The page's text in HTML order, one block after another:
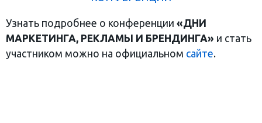
Узнать подробнее о конференции «ДНИ
МАРКЕТИНГА, РЕКЛАМЫ И БРЕНДИНГА» и стать
участником можно на официальном сайте.